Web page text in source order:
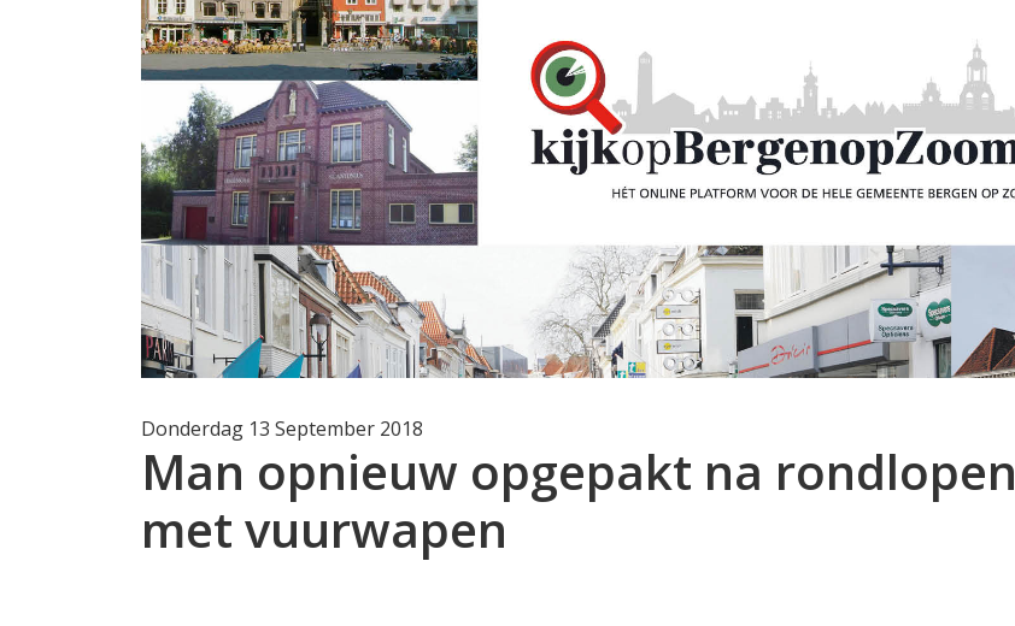
Donderdag 13 September 2018
Man opnieuw opgepakt na rondlopen
met vuurwapen